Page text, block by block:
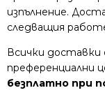
изпълнение.
следващия
Всички
преференциални
безплатно при